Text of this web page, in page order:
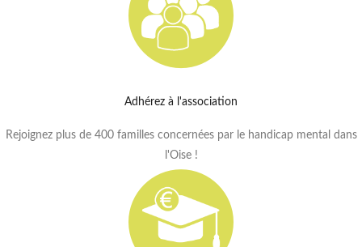
Adhérez à l'association
Rejoignez plus de 400 familles concernées par le handicap mental dans
l'Oise !